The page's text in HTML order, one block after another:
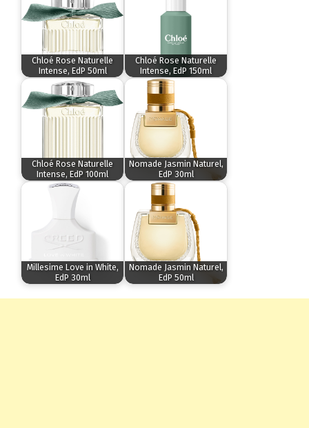
Chloé Rose Naturelle
Intense, EdP 50ml
Chloé Rose Naturelle
Intense, EdP 150ml
Chloé Rose Naturelle
Intense, EdP 100ml
Nomade Jasmin Naturel,
EdP 30ml
Millesime Love in White,
EdP 30ml
Nomade Jasmin Naturel,
EdP 50ml